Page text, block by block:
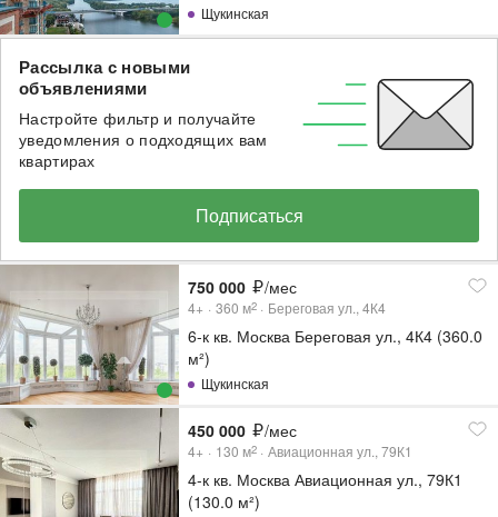
Щукинская
Рассылка с новыми
объявлениями
Настройте фильтр и получайте
уведомления о подходящих вам
квартирах
Подписаться
750 000 /мес
4+ 360 м2 Береговая ул., 4К4
6-к кв. Москва Береговая ул., 4К4 (360.0
м²)
Щукинская
450 000 /мес
4+ 130 м2 Авиационная ул., 79К1
4-к кв. Москва Авиационная ул., 79К1
(130.0 м²)